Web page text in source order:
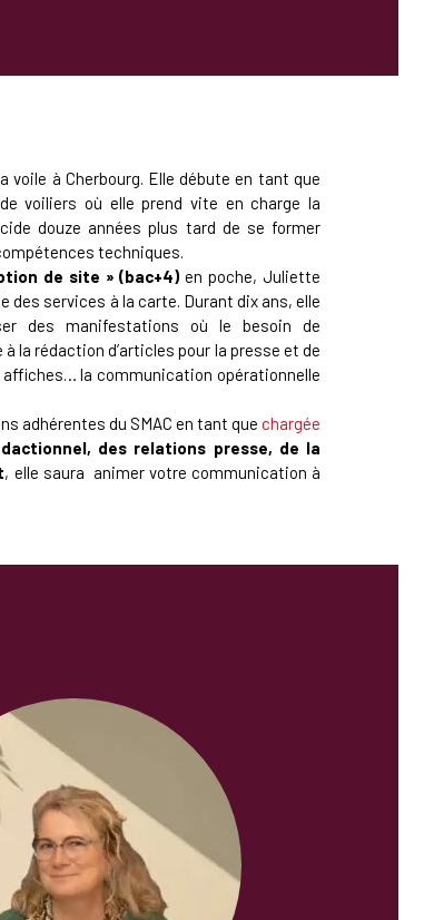
à Cherbourg. Elle débute en tant que
voiliers où elle prend vite en charge la
douze années plus tard de se former
techniques.
de site » (bac+4)en poche, Juliette
services à la carte. Durant dix ans, elle
des manifestations où le besoin de
la rédaction d’articles pour la presse et de
la communication opérationnelle
adhérentes du SMAC en tant que chargée
des relations presse, de la
, elle saura animer votre communication à